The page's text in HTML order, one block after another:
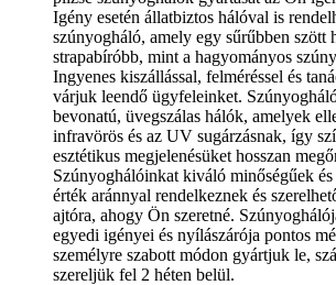
Igény esetén állatbiztos hálóval is
szúnyogháló, amely egy sűrűbben szött
strapabíróbb, mint a hagyományos
Ingyenes kiszállással, felméréssel és
várjuk leendő ügyfeleinket.
bevonatú, üvegszálas hálók, amelyek
infravörös és az UV sugárzásnak, így
esztétikus megjelenésüket hosszan
Szúnyoghálóinkat kiváló minőségűek
érték aránnyal rendelkeznek és
ajtóra, ahogy Ön szeretné.
egyedi igényei és nyílászárója pontos
személyre szabott módon gyártjuk le,
szereljük fel 2 héten belül.